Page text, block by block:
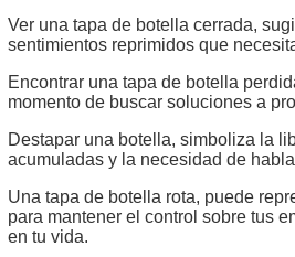
Ver una tapa de botella cerrada,
sentimientos reprimidos que
Encontrar una tapa de botella
momento de buscar soluciones a
Destapar una botella, simboliza la
acumuladas y la necesidad de
Una tapa de botella rota, puede
para mantener el control sobre tus
en tu vida.